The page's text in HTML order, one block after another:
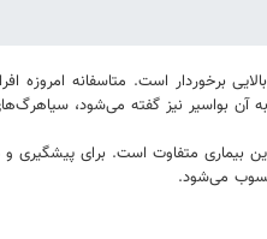
برخوردار است. متاسفانه امروزه
آن بواسیر نیز گفته می‌شود،
بیماری متفاوت است. برای پیشگیری
می‌شود.